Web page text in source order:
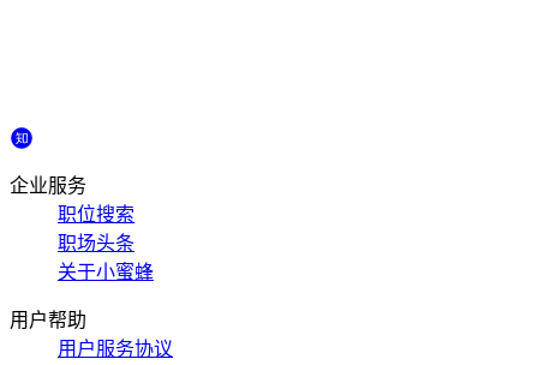
企业服务
职位搜索
职场头条
关于小蜜蜂
用户帮助
用户服务协议